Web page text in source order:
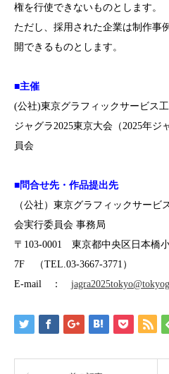
権を行使できないものとします。
ただし、採用された企業は制作事
開できるものとします。
■主催
(公社)東京グラフィックサービス
ジャグラ2025東京大会（2025年
員会
■問合せ先・作品提出先
（公社）東京グラフィックサービ
会実行委員会 事務局
〒103-0001 東京都中央区日本橋
7F （TEL.03-3667-3771）
E-mail ：